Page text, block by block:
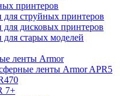
принтеров
струйных принтеров
дисковых принтеров
старых моделей
ленты Armor
ленты Armor APR5
7+